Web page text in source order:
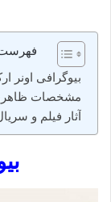
بیوگرافی اونر
مشخصات ظاهری
آثار فیلم و